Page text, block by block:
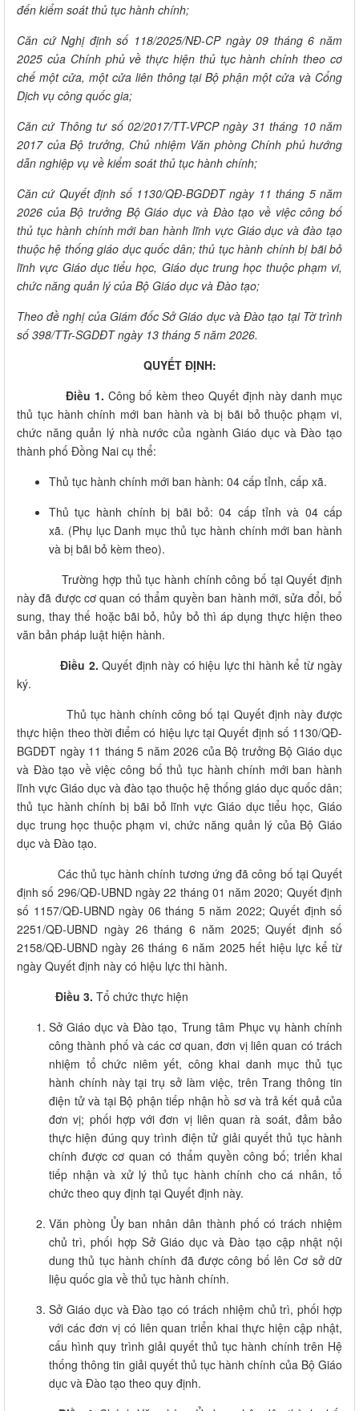
đến kiểm soát thủ tục hành chính;
Căn cứ Nghị định số 118/2025/NĐ-CP ngày 09 tháng 6 năm
2025 của Chính phủ về thực hiện thủ tục hành chính theo cơ
chế một cửa, một cửa liên thông tại Bộ phận một cửa và Cổng
Dịch vụ công quốc gia;
Căn cứ Thông tư số 02/2017/TT-VPCP ngày 31 tháng 10 năm
2017 của Bộ trưởng, Chủ nhiệm Văn phòng Chính phủ hướng
dẫn nghiệp vụ về kiểm soát thủ tục hành chính;
Căn cứ Quyết định số 1130/QĐ-BGDĐT ngày 11 tháng 5 năm
2026 của Bộ trưởng Bộ Giáo dục và Đào tạo về việc công bố
thủ tục hành chính mới ban hành lĩnh vực Giáo dục và đào tạo
thuộc hệ thống giáo dục quốc dân; thủ tục hành chính bị bãi bỏ
lĩnh vực Giáo dục tiểu học, Giáo dục trung học thuộc phạm vi,
chức năng quản lý của Bộ Giáo dục và Đào tạo;
Theo đề nghị của Giám đốc Sở Giáo dục và Đào tạo tại Tờ trình
số 398/TTr-SGDĐT ngày 13 tháng 5 năm 2026.
QUYẾT ĐỊNH:
Điều 1. Công bố kèm theo Quyết định này danh mục
thủ tục hành chính mới ban hành và bị bãi bỏ thuộc phạm vi,
chức năng quản lý nhà nước của ngành Giáo dục và Đào tạo
thành phố Đồng Nai cụ thể:
Thủ tục hành chính mới ban hành: 04 cấp tỉnh, cấp xã.
Thủ tục hành chính bị bãi bỏ: 04 cấp tỉnh và 04 cấp
xã. (Phụ lục Danh mục thủ tục hành chính mới ban hành
và bị bãi bỏ kèm theo).
Trường hợp thủ tục hành chính công bố tại Quyết định
này đã được cơ quan có thẩm quyền ban hành mới, sửa đổi, bổ
sung, thay thế hoặc bãi bỏ, hủy bỏ thì áp dụng thực hiện theo
văn bản pháp luật hiện hành.
Điều 2. Quyết định này có hiệu lực thi hành kể từ ngày
ký.
Thủ tục hành chính công bố tại Quyết định này được
thực hiện theo thời điểm có hiệu lực tại Quyết định số 1130/QĐ-
BGDĐT ngày 11 tháng 5 năm 2026 của Bộ trưởng Bộ Giáo dục
và Đào tạo về việc công bố thủ tục hành chính mới ban hành
lĩnh vực Giáo dục và đào tạo thuộc hệ thống giáo dục quốc dân;
thủ tục hành chính bị bãi bỏ lĩnh vực Giáo dục tiểu học, Giáo
dục trung học thuộc phạm vi, chức năng quản lý của Bộ Giáo
dục và Đào tạo.
Các thủ tục hành chính tương ứng đã công bố tại Quyết
định số 296/QĐ-UBND ngày 22 tháng 01 năm 2020; Quyết định
số 1157/QĐ-UBND ngày 06 tháng 5 năm 2022; Quyết định số
2251/QĐ-UBND ngày 26 tháng 6 năm 2025; Quyết định số
2158/QĐ-UBND ngày 26 tháng 6 năm 2025 hết hiệu lực kể từ
ngày Quyết định này có hiệu lực thi hành.
Điều 3. Tổ chức thực hiện
Sở Giáo dục và Đào tạo, Trung tâm Phục vụ hành chính
công thành phố và các cơ quan, đơn vị liên quan có trách
nhiệm tổ chức niêm yết, công khai danh mục thủ tục
hành chính này tại trụ sở làm việc, trên Trang thông tin
điện tử và tại Bộ phận tiếp nhận hồ sơ và trả kết quả của
đơn vị; phối hợp với đơn vị liên quan rà soát, đảm bảo
thực hiện đúng quy trình điện tử giải quyết thủ tục hành
chính được cơ quan có thẩm quyền công bố; triển khai
tiếp nhận và xử lý thủ tục hành chính cho cá nhân, tổ
chức theo quy định tại Quyết định này.
Văn phòng Ủy ban nhân dân thành phố có trách nhiệm
chủ trì, phối hợp Sở Giáo dục và Đào tạo cập nhật nội
dung thủ tục hành chính đã được công bố lên Cơ sở dữ
liệu quốc gia về thủ tục hành chính.
Sở Giáo dục và Đào tạo có trách nhiệm chủ trì, phối hợp
với các đơn vị có liên quan triển khai thực hiện cập nhật,
cấu hình quy trình giải quyết thủ tục hành chính trên Hệ
thống thông tin giải quyết thủ tục hành chính của Bộ Giáo
dục và Đào tạo theo quy định.